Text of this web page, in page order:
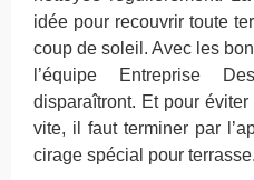
idée pour recouvrir toute
coup de soleil. Avec les
l’équipe Entreprise
disparaîtront. Et pour
vite, il faut terminer par
cirage spécial pour terrasse.